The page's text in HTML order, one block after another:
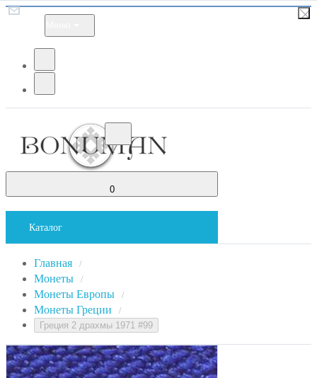
0
Каталог
Главная /
Монеты /
Монеты Европы /
Монеты Греции /
Греция 2 драхмы 1971 #99